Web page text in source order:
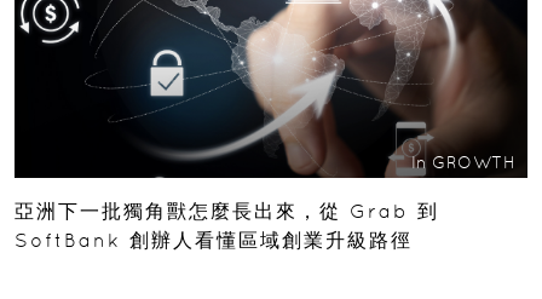
In GROWTH
亞洲下一批獨角獸怎麼長出來，從 Grab 到
SoftBank 創辦人看懂區域創業升級路徑